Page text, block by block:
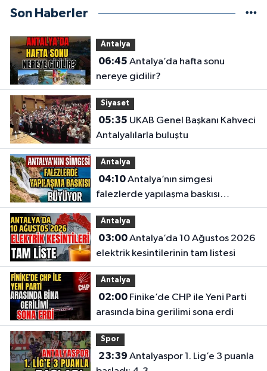
Son Haberler
Antalya
06:45
nereye gidilir?
Siyaset
05:35
Antalyalılarla buluştu
Antalya
04:10Antalya’nın simgesi
falezlerde yapılaşma baskısı
büyüyor
Antalya
03:00Antalya’da 10 Ağustos 2026
elektrik kesintilerinin tam listesi
Antalya
02:00Finike’de CHP ile Yeni Parti
arasında bina gerilimi sona erdi
Spor
23:39